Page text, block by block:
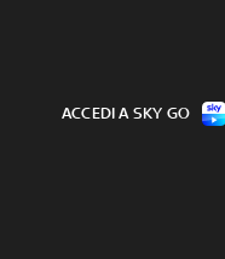
ACCEDI A SKY GO